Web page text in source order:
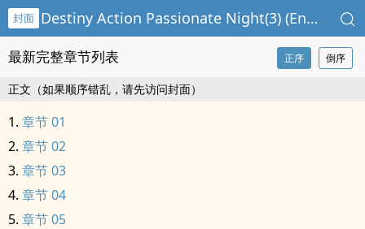
封面 Destiny Action Passionate Night(3) (English Version)
最新完整章节列表 正序 倒序
正文（如果顺序错乱，请先访问封面）
章节 01
章节 02
章节 03
章节 04
章节 05